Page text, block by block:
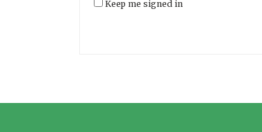
Keep me signed in